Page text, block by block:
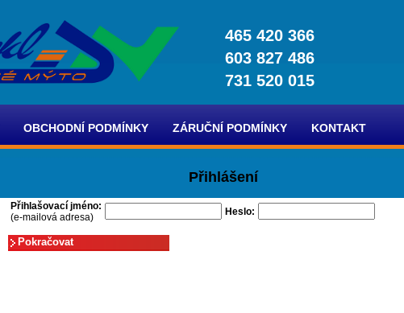
465 420 366
603 827 486
731 520 015
OBCHODNÍ PODMÍNKY ZÁRUČNÍ PODMÍNKY KONTAKT
Přihlášení
Přihlašovací jméno:
(e-mailová adresa)
Heslo: